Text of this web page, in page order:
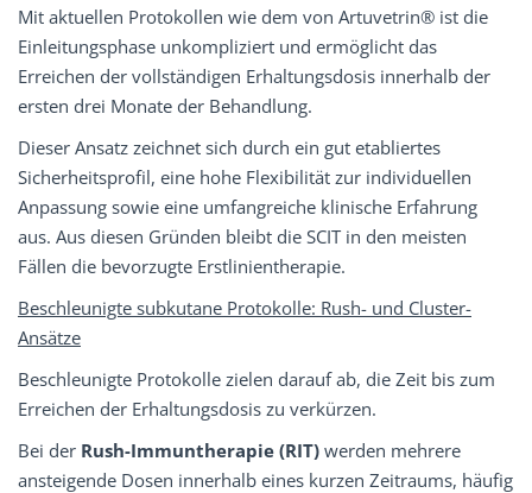
Mit aktuellen Protokollen wie dem von Artuvetrin® ist die
Einleitungsphase unkompliziert und ermöglicht das
Erreichen der vollständigen Erhaltungsdosis innerhalb der
ersten drei Monate der Behandlung.
Dieser Ansatz zeichnet sich durch ein gut etabliertes
Sicherheitsprofil, eine hohe Flexibilität zur individuellen
Anpassung sowie eine umfangreiche klinische Erfahrung
aus. Aus diesen Gründen bleibt die SCIT in den meisten
Fällen die bevorzugte Erstlinientherapie.
Beschleunigte subkutane Protokolle: Rush- und Cluster-
Ansätze
Beschleunigte Protokolle zielen darauf ab, die Zeit bis zum
Erreichen der Erhaltungsdosis zu verkürzen.
Bei der Rush-Immuntherapie (RIT) werden mehrere
ansteigende Dosen innerhalb eines kurzen Zeitraums, häufig